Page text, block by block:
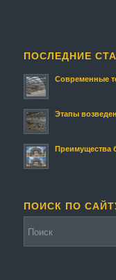
ПОСЛЕДНИЕ
Современные
Этапы
Преимущества
ПОИСК ПО